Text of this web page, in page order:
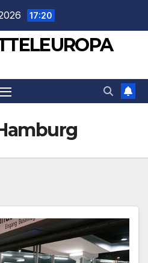
17:20